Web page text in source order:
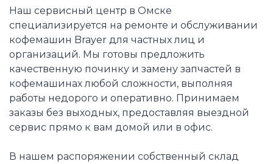
Наш сервисный центр в Омске
специализируется на ремонте и обслуживании
кофемашин Brayer для частных лиц и
организаций. Мы готовы предложить
качественную починку и замену запчастей в
кофемашинах любой сложности, выполняя
работы недорого и оперативно. Принимаем
заказы без выходных, предоставляя выездной
сервис прямо к вам домой или в офис.
В нашем распоряжении собственный склад